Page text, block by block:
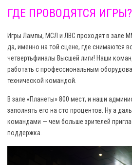
ГДЕ ПРОВОДЯТСЯ ИГРЫ?
Игры Лампы, МСЛ и ЛВС проходят в зале
да, именно на той сцене, где снимаются
четвертьфиналы Высшей лиги! Наши
работать с профессиональным
технической командой.
В зале «Планеты» 800 мест, и наши
заполнять его на сто процентов. Ну а
командами — чем больше зрителей
поддержка.